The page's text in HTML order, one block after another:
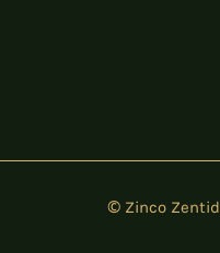
© Zinco